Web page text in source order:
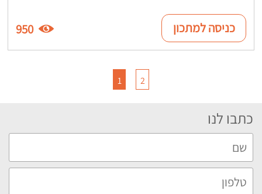
כניסה למתכון 950
1 2
כתבו לנו